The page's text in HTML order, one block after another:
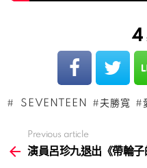
4
SEVENTEEN 夫勝寬
more
Previous article
演員呂珍九退出《帶輪